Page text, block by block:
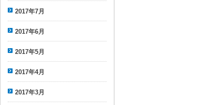
2017年7月
2017年6月
2017年5月
2017年4月
2017年3月